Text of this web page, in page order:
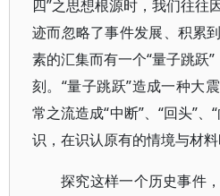
四”之思想根源时，我们往往
迹而忽略了事件发展、积累
素的汇集而有一个“量子跳
刻。“量子跳跃”造成一种大
常之流造成“中断”、“回头”
识，在识认原有的情境与材料
探究这样一个历史事件